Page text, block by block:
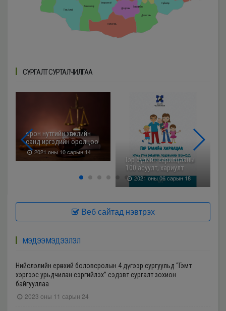
Сүхбаатар
Дорноговь
Говь-Алтай
Дундговь
Өмнөговь
Говьсүмбэр
Өвөрхангай
Баянхонгор
СУРГАЛТ СУРТАЛЧИЛГАА
орон нутгийн хөгжлийн
санд иргэдийн оролцоо
2021 оны 10 сарын 14
Гэр бүлийн харилцааны
100 асуулт, хариулт
2021 оны 06 сарын 18
Веб сайтад нэвтрэх
МЭДЭЭ МЭДЭЭЛЭЛ
Нийслэлийн ерөнхий боловсролын 4 дүгээр сургуульд “Гэмт
хэргээс урьдчилан сэргийлэх” сэдэвт сургалт зохион
байгууллаа
2023 оны 11 сарын 24